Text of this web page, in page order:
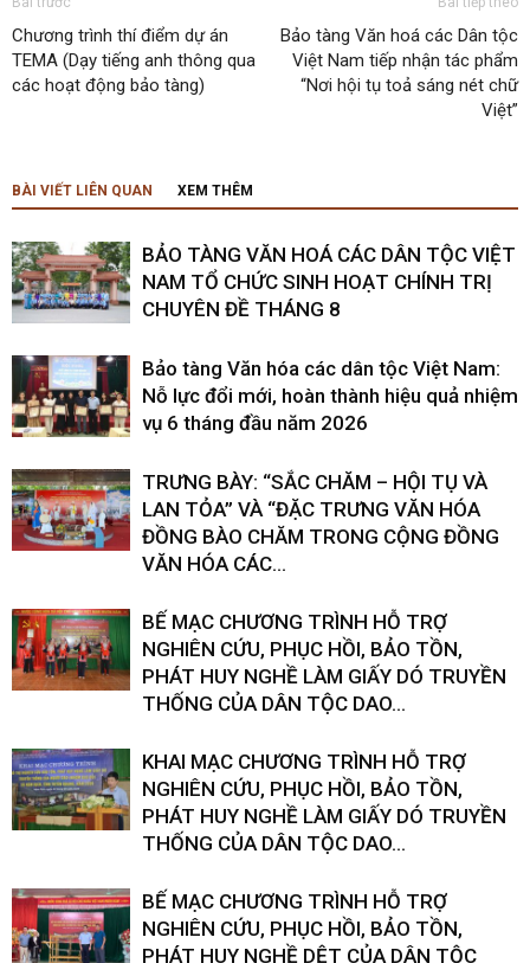
Chương trình thí điểm dự án
TEMA (Dạy tiếng anh thông qua
các hoạt động bảo tàng)
Bảo tàng Văn hoá các Dân tộc
Việt Nam tiếp nhận tác phẩm
“Nơi hội tụ toả sáng nét chữ
Việt”
BÀI VIẾT LIÊN QUAN XEM THÊM
BẢO TÀNG VĂN HOÁ CÁC DÂN TỘC VIỆT
NAM TỔ CHỨC SINH HOẠT CHÍNH TRỊ
CHUYÊN ĐỀ THÁNG 8
Bảo tàng Văn hóa các dân tộc Việt Nam:
Nỗ lực đổi mới, hoàn thành hiệu quả nhiệm
vụ 6 tháng đầu năm 2026
TRƯNG BÀY: “SẮC CHĂM – HỘI TỤ VÀ
LAN TỎA” VÀ “ĐẶC TRƯNG VĂN HÓA
ĐỒNG BÀO CHĂM TRONG CỘNG ĐỒNG
VĂN HÓA CÁC...
BẾ MẠC CHƯƠNG TRÌNH HỖ TRỢ
NGHIÊN CỨU, PHỤC HỒI, BẢO TỒN,
PHÁT HUY NGHỀ LÀM GIẤY DÓ TRUYỀN
THỐNG CỦA DÂN TỘC DAO...
KHAI MẠC CHƯƠNG TRÌNH HỖ TRỢ
NGHIÊN CỨU, PHỤC HỒI, BẢO TỒN,
PHÁT HUY NGHỀ LÀM GIẤY DÓ TRUYỀN
THỐNG CỦA DÂN TỘC DAO...
BẾ MẠC CHƯƠNG TRÌNH HỖ TRỢ
NGHIÊN CỨU, PHỤC HỒI, BẢO TỒN,
PHÁT HUY NGHỀ DỆT CỦA DÂN TỘC